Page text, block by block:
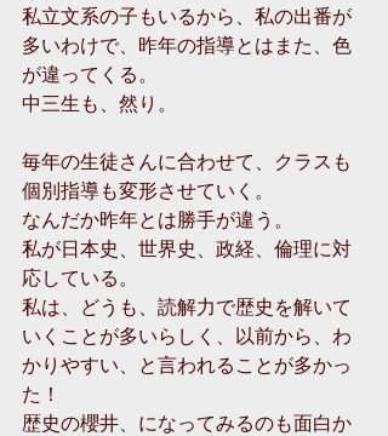
私立文系の子もいるから、私の出番が
多いわけで、昨年の指導とはまた、色
が違ってくる。
中三生も、然り。
毎年の生徒さんに合わせて、クラスも
個別指導も変形させていく。
なんだか昨年とは勝手が違う。
私が日本史、世界史、政経、倫理に対
応している。
私は、どうも、読解力で歴史を解いて
いくことが多いらしく、以前から、わ
かりやすい、と言われることが多かっ
た！
歴史の櫻井、になってみるのも面白か